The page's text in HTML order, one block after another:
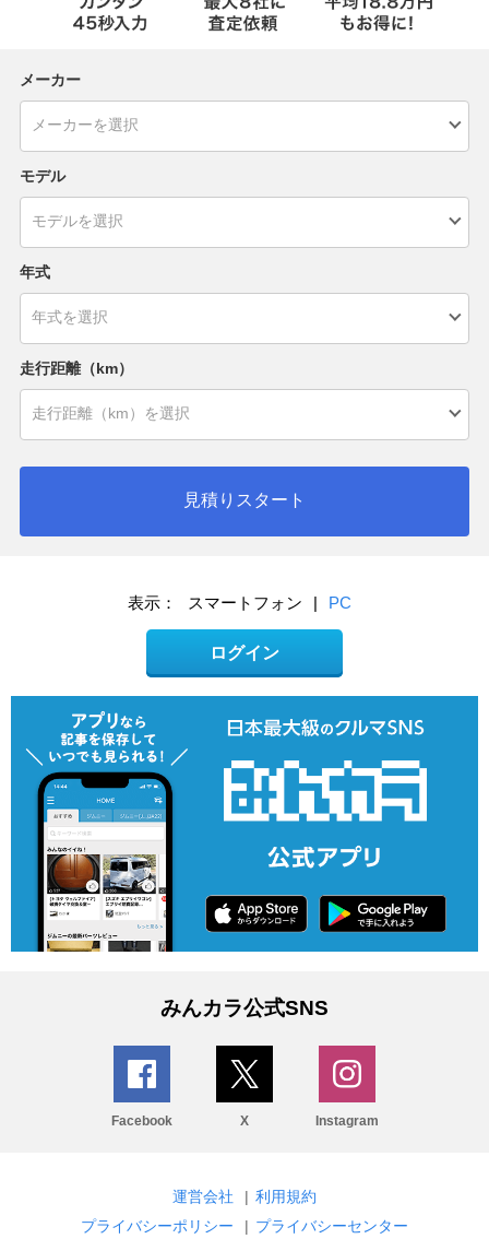
メーカー
モデル
年式
走行距離（km）
見積りスタート
表示： スマートフォン | PC
ログイン
みんカラ公式SNS
Facebook X Instagram
運営会社 | 利用規約
プライバシーポリシー
| プライバシーセンター